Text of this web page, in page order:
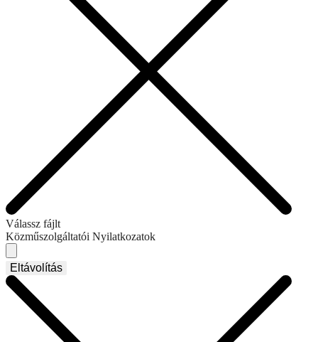
Válassz fájlt
Közműszolgáltatói Nyilatkozatok
Eltávolítás